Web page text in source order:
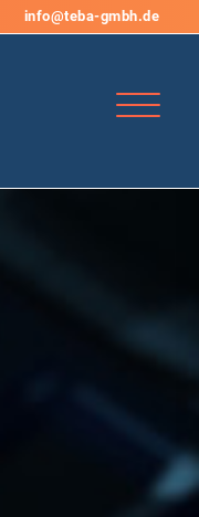
info@teba-gmbh.de